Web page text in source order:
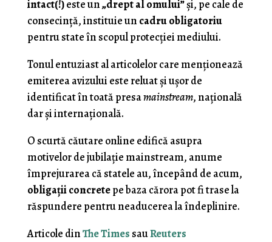
intact(!)este un„drept al omului”şi, pe cale de
consecinţă, instituie un cadru obligatoriu
pentru state în scopul protecţiei mediului.
Tonul entuziast al articolelor care menţionează
emiterea avizului este reluat şi uşor de
identificat în toată presamainstream, naţională
dar şi internaţională.
O scurtă căutare online edifică asupra
motivelor de jubilaţie mainstream, anume
împrejurarea că statele au, începând de acum,
obligaţii concretepe baza cărora pot fi trase la
răspundere pentru neaducerea la îndeplinire.
Articole dinThe Times sauReuters